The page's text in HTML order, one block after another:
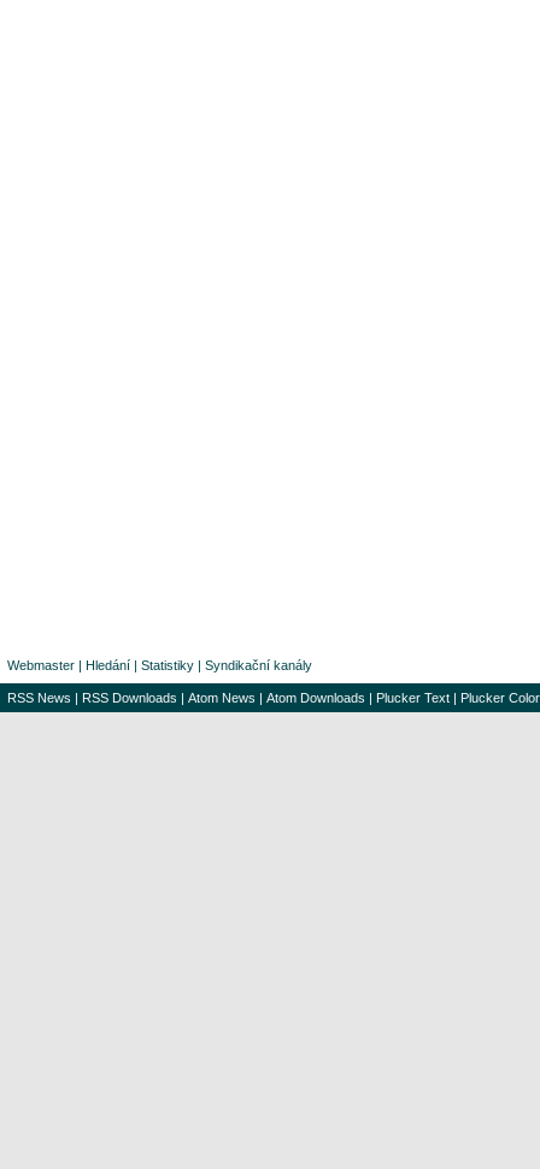
Webmaster | Hledání | Statistiky | Syndikační kanály
RSS News | RSS Downloads | Atom News | Atom Downloads | Plucker Text | Plucker Color